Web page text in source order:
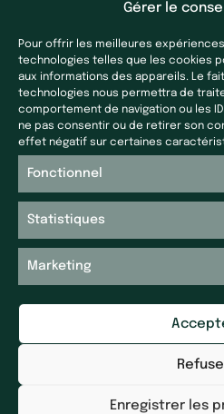
Gérer le
Pour offrir les meilleures
technologies telles que les cookies
aux informations des appareils. Le
technologies nous permettra de
comportement de navigation ou les
ne pas consentir ou de retirer son
effet négatif sur certaines
Fonctionnel
Statistiques
Marketing
Enregistrer les
Nos filiales
Laf Santé
Ecoceutics
Gener+
Elsker Group
Magdaléon
Quartz
RPM
Galileolife farmacie